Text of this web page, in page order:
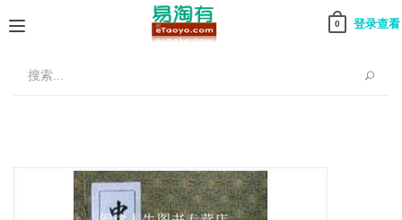
Toggle
0 登录查看